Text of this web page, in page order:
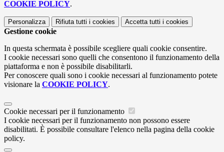
COOKIE POLICY.
Personalizza Rifiuta tutti i cookies Accetta tutti i cookies
Gestione cookie
In questa schermata è possibile scegliere quali cookie consentire.
I cookie necessari sono quelli che consentono il funzionamento della
piattaforma e non è possibile disabilitarli.
Per conoscere quali sono i cookie necessari al funzionamento potete
visionare la COOKIE POLICY.
Cookie necessari per il funzionamento
I cookie necessari per il funzionamento non possono essere
disabilitati. È possibile consultare l'elenco nella pagina della cookie
policy.